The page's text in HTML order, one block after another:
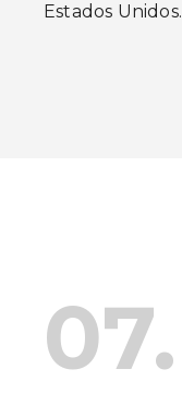
Estados Unidos.
07.